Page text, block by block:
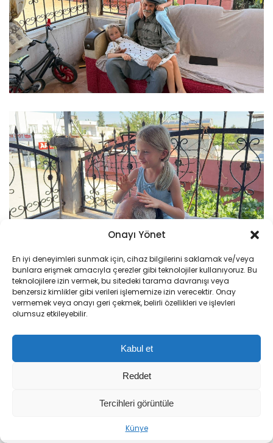
Onayı Yönet
En iyi deneyimleri sunmak için, cihaz bilgilerini saklamak ve/veya
bunlara erişmek amacıyla çerezler gibi teknolojiler kullanıyoruz. Bu
teknolojilere izin vermek, bu sitedeki tarama davranışı veya
benzersiz kimlikler gibi verileri işlememize izin verecektir. Onay
vermemek veya onayı geri çekmek, belirli özellikleri ve işlevleri
olumsuz etkileyebilir.
Kabul et
Reddet
Tercihleri görüntüle
Künye